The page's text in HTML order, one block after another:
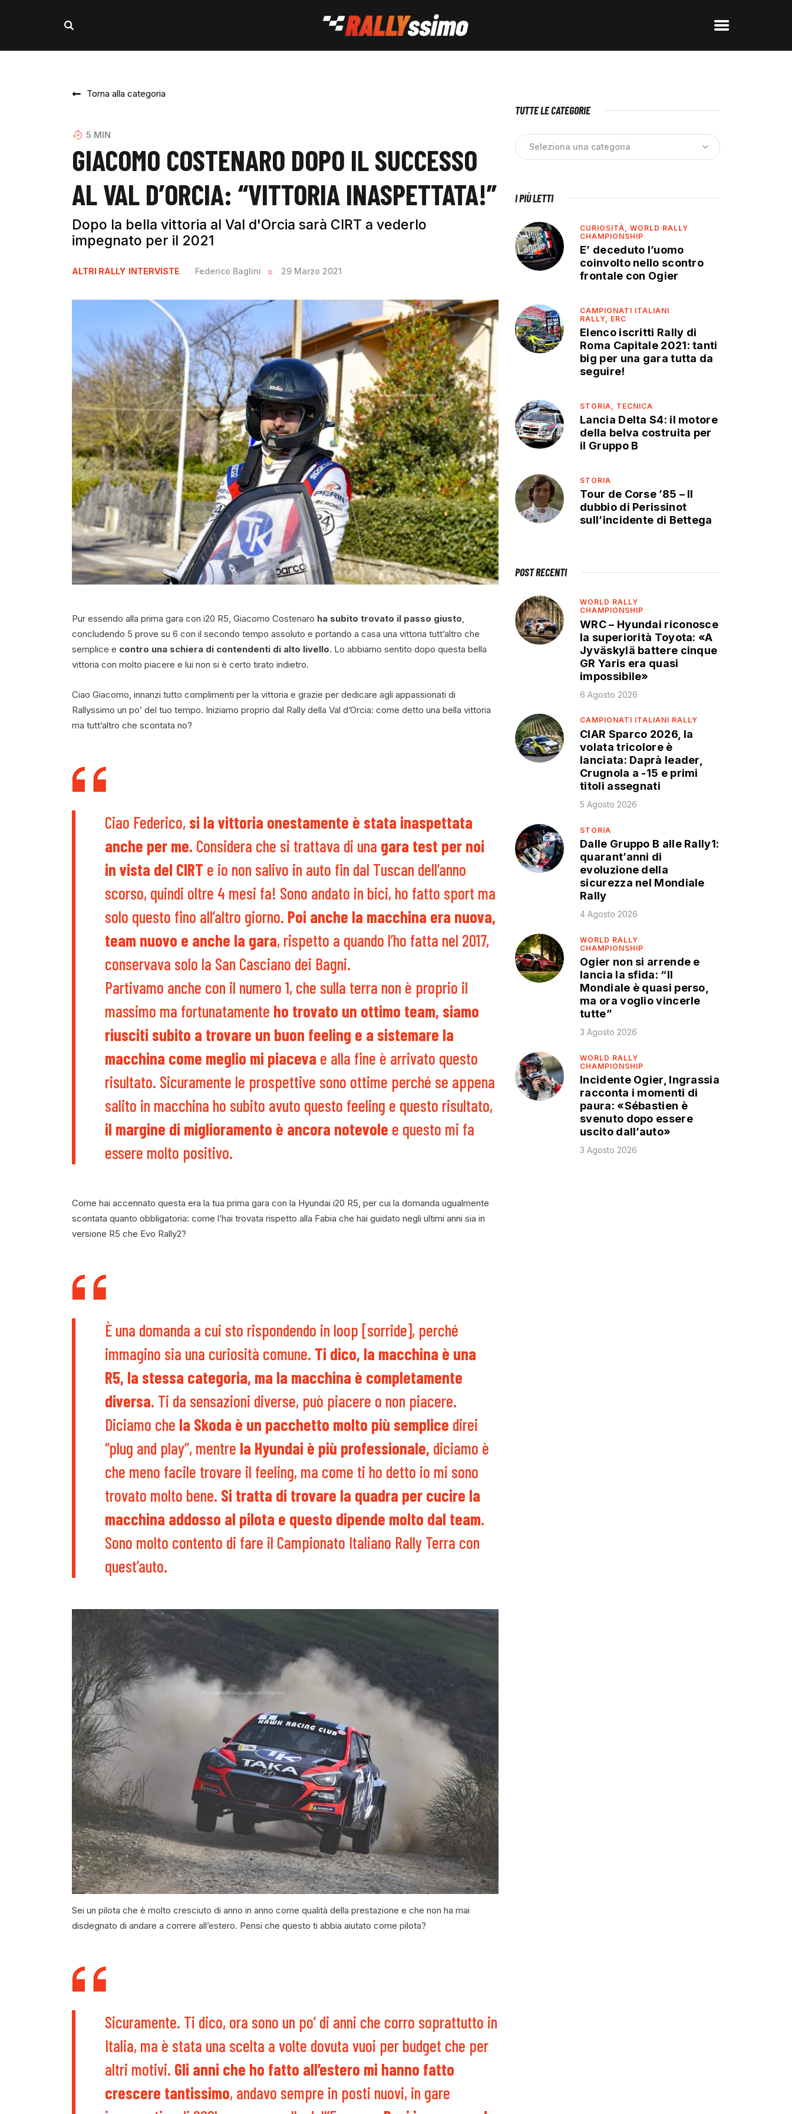
Torna alla categoria
5 MIN
GIACOMO COSTENARO DOPO IL SUCCESSO
AL VAL D’ORCIA: “VITTORIA INASPETTATA!”
Dopo la bella vittoria al Val d'Orcia sarà CIRT a vederlo
impegnato per il 2021
ALTRI RALLY INTERVISTE Federico Baglini 29 Marzo 2021
Pur essendo alla prima gara con i20 R5, Giacomo Costenaro ha subito trovato il passo giusto,
concludendo 5 prove su 6 con il secondo tempo assoluto e portando a casa una vittoria tutt’altro che
semplice e contro una schiera di contendenti di alto livello. Lo abbiamo sentito dopo questa bella
vittoria con molto piacere e lui non si è certo tirato indietro.
Ciao Giacomo, innanzi tutto complimenti per la vittoria e grazie per dedicare agli appassionati di
Rallyssimo un po’ del tuo tempo. Iniziamo proprio dal Rally della Val d’Orcia: come detto una bella vittoria
ma tutt’altro che scontata no?
Ciao Federico, si la vittoria onestamente è stata inaspettata
anche per me. Considera che si trattava di una gara test per noi
in vista del CIRT e io non salivo in auto fin dal Tuscan dell’anno
scorso, quindi oltre 4 mesi fa! Sono andato in bici, ho fatto sport ma
solo questo fino all’altro giorno. Poi anche la macchina era nuova,
team nuovo e anche la gara, rispetto a quando l’ho fatta nel 2017,
conservava solo la San Casciano dei Bagni.
Partivamo anche con il numero 1, che sulla terra non è proprio il
massimo ma fortunatamente ho trovato un ottimo team, siamo
riusciti subito a trovare un buon feeling e a sistemare la
macchina come meglio mi piaceva e alla fine è arrivato questo
risultato. Sicuramente le prospettive sono ottime perché se appena
salito in macchina ho subito avuto questo feeling e questo risultato,
il margine di miglioramento è ancora notevole e questo mi fa
essere molto positivo.
Come hai accennato questa era la tua prima gara con la Hyundai i20 R5, per cui la domanda ugualmente
scontata quanto obbligatoria: come l’hai trovata rispetto alla Fabia che hai guidato negli ultimi anni sia in
versione R5 che Evo Rally2?
È una domanda a cui sto rispondendo in loop [sorride], perché
immagino sia una curiosità comune. Ti dico, la macchina è una
R5, la stessa categoria, ma la macchina è completamente
diversa. Ti da sensazioni diverse, può piacere o non piacere.
Diciamo che la Skoda è un pacchetto molto più semplice direi
“plug and play”, mentre la Hyundai è più professionale, diciamo è
che meno facile trovare il feeling, ma come ti ho detto io mi sono
trovato molto bene. Si tratta di trovare la quadra per cucire la
macchina addosso al pilota e questo dipende molto dal team.
Sono molto contento di fare il Campionato Italiano Rally Terra con
quest’auto.
Sei un pilota che è molto cresciuto di anno in anno come qualità della prestazione e che non ha mai
disdegnato di andare a correre all’estero. Pensi che questo ti abbia aiutato come pilota?
Sicuramente. Ti dico, ora sono un po’ di anni che corro soprattutto in
Italia, ma è stata una scelta a volte dovuta vuoi per budget che per
altri motivi. Gli anni che ho fatto all’estero mi hanno fatto
crescere tantissimo, andavo sempre in posti nuovi, in gare
TUTTE LE CATEGORIE
I PIÙ LETTI
CURIOSITÀ,WORLD RALLY
CHAMPIONSHIP
E’ deceduto l’uomo
coinvolto nello scontro
frontale con Ogier
CAMPIONATI ITALIANI
RALLY, ERC
Elenco iscritti Rally di
Roma Capitale 2021: tanti
big per una gara tutta da
seguire!
STORIA, TECNICA
Lancia Delta S4: il motore
della belva costruita per
il Gruppo B
STORIA
Tour de Corse ’85 – Il
dubbio di Perissinot
sull’incidente di Bettega
POST RECENTI
WORLD RALLY
CHAMPIONSHIP
WRC – Hyundai riconosce
la superiorità Toyota: «A
Jyväskylä battere cinque
GR Yaris era quasi
impossibile»
6 Agosto 2026
CAMPIONATI ITALIANI RALLY
CIAR Sparco 2026, la
volata tricolore è
lanciata: Daprà leader,
Crugnola a -15 e primi
titoli assegnati
5 Agosto 2026
STORIA
Dalle Gruppo B alle Rally1:
quarant’anni di
evoluzione della
sicurezza nel Mondiale
Rally
4 Agosto 2026
WORLD RALLY
CHAMPIONSHIP
Ogier non si arrende e
lancia la sfida: “Il
Mondiale è quasi perso,
ma ora voglio vincerle
tutte”
3 Agosto 2026
WORLD RALLY
CHAMPIONSHIP
Incidente Ogier, Ingrassia
racconta i momenti di
paura: «Sébastien è
svenuto dopo essere
uscito dall’auto»
3 Agosto 2026